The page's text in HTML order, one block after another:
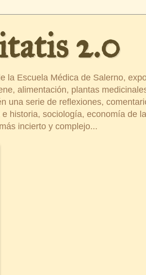
2.0
la Escuela Médica de Salerno,
alimentación, plantas
una serie de reflexiones,
historia, sociología, economía de
incierto y complejo...